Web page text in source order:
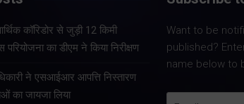
कॉरिडोर से जुड़ी 12 किमी
परियोजना का डीएम ने किया निरीक्षण
ने एसआईआर आपत्ति निस्तारण
का जायजा लिया
Want to be
published?
name below to
(एमडीडीए) की 114वीं बोर्ड बैठक
बुधवार को गढ़वाल आयुक्त एवं
प्राधिकरण अध्यक्ष आनन्द स्वरूप
की अध्यक्षता में आयोजित हुई।